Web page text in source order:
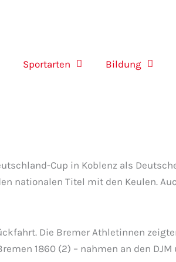
Sportarten Bildung
Cup in Koblenz als
nationalen Titel mit den Keulen.
Die Bremer Athletinnen
1860 (2) – nahmen an den DJM